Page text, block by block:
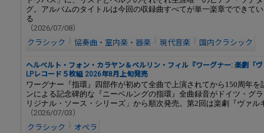
グ。アルバムのタイトルは今回の収録曲すべてが単一楽章でできて
る
（2026/07/08）
クラシック
協奏曲・室内楽・器楽 現代音楽 国内クラシック
ヘルベルト・フォン・カラヤン＆ベルリン・フィル『ワーグナー: 楽劇「
LPレコード５枚組 2026年8月上旬発売
ワーグナー『指環』四部作が初めて全曲で上演されてから150周年を
ンによる記念碑的な『ニーベルングの指環』全曲録音がドイツ・グ
リジナル・ソース・シリーズ」から順次発売。第2回は楽劇『ヴァル
（2026/07/03）
クラシック
オペラ